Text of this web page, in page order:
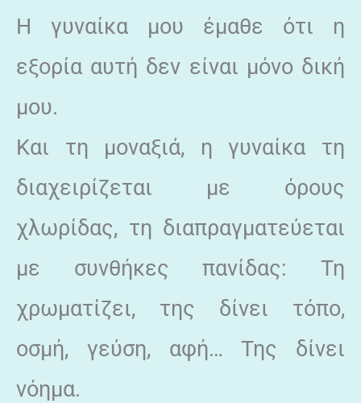
Η γυναίκα μου έμαθε ότι η
εξορία αυτή δεν είναι μόνο δική
μου.
Και τη μοναξιά, η γυναίκα τη
διαχειρίζεται με όρους
χλωρίδας, τη διαπραγματεύεται
με συνθήκες πανίδας: Τη
χρωματίζει, της δίνει τόπο,
οσμή, γεύση, αφή… Της δίνει
νόημα.